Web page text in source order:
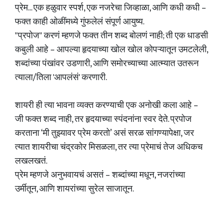
प्रेम... एक हळुवार स्पर्श, एक नजरेचा जिव्हाळा, आणि कधी कधी –
फक्त काही ओळींमध्ये गुंफलेलं संपूर्ण आयुष्य.
"प्रपोज" करणं म्हणजे फक्त तीन शब्द बोलणं नाही; ती एक धाडसी
कबुली आहे – आपल्या हृदयाच्या खोल खोल कोपऱ्यातून उमटलेली,
शब्दांच्या पंखांवर उडणारी, आणि समोरच्याच्या आत्म्यात उतरून
त्याला/तिला 'आपलंसं' करणारी.
शायरी ही त्या भावना व्यक्त करण्याची एक अनोखी कला आहे –
जी फक्त शब्द नाही, तर हृदयाच्या स्पंदनांना स्वर देते. प्रपोज
करताना ‘मी तुझ्यावर प्रेम करतो’ असं सरळ सांगण्यापेक्षा, जर
त्यात शायरीचा चंद्रकोर मिसळला, तर त्या प्रेमाचं तेज अधिकच
लखलखतं.
प्रेम म्हणजे अनुभवायचं असतं – शब्दांच्या मधून, नजरांच्या
उर्मीतून, आणि शायरांच्या सुरेल साजातून.